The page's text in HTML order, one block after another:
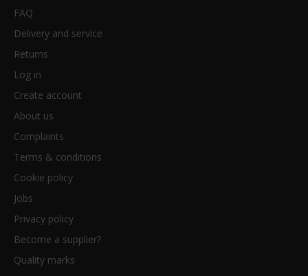
FAQ
Delivery and service
Returns
Log in
Create account
About us
Complaints
Terms & conditions
Cookie policy
Jobs
Privacy policy
Become a supplier?
Quality marks